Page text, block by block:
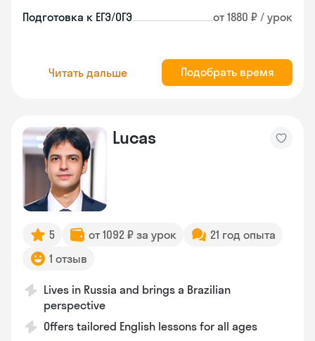
Подготовка к ЕГЭ/ОГЭ от 1880 ₽ / урок
Читать дальше Подобрать время
Lucas
5 от 1092 ₽ за урок
21 год опыта
1 отзыв
Lives in Russia and brings a Brazilian
perspective
Offers tailored English lessons for all ages